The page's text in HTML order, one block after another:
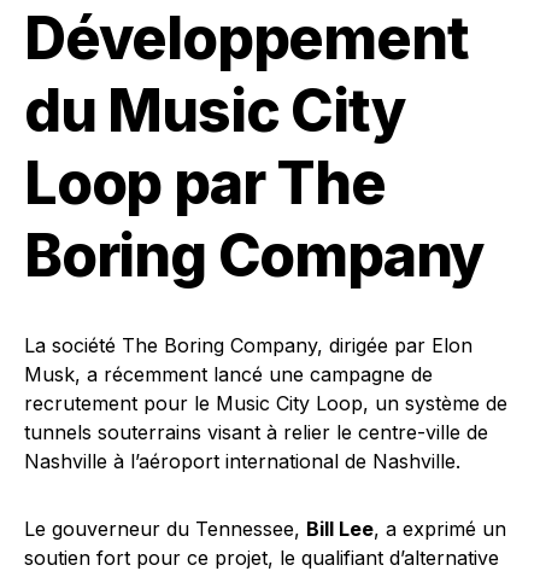
Développement
du Music City
Loop par The
Boring Company
La société The Boring Company, dirigée par Elon
Musk, a récemment lancé une campagne de
recrutement pour le Music City Loop, un système de
tunnels souterrains visant à relier le centre-ville de
Nashville à l’aéroport international de Nashville.
Le gouverneur du Tennessee, Bill Lee, a exprimé un
soutien fort pour ce projet, le qualifiant d’alternative